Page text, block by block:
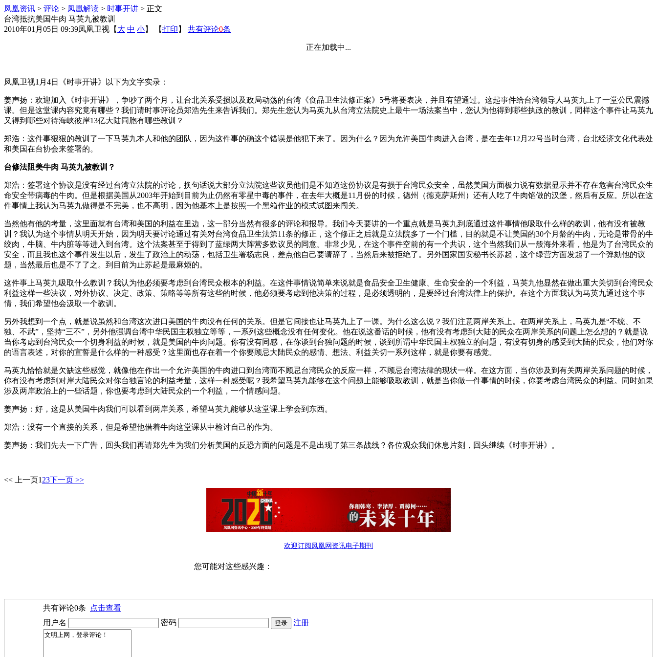
凤凰资讯 > 评论 > 凤凰解读 > 时事开讲 > 正文
台湾抵抗美国牛肉 马英九被教训
2010年01月05日 09:39凤凰卫视 【 大 中 小】 【打印 】 共有评论0条
正在加载中...
凤凰卫视1月4日《时事开讲》以下为文字实录：
姜声扬：欢迎加入《时事开讲》，争吵了两个月，让台北关系受损以及政局动荡的台湾《食品卫生法修正案》5号将要表决，并且有望通过。这起事件给台湾领导人马英九上了一堂公民震撼
课。但是这堂课内容究竟有哪些？我们请时事评论员郑浩先生来告诉我们。郑先生您认为马英九从台湾立法院史上最牛一场法案当中，您认为他得到哪些执政的教训，同样这个事件让马英九
又得到哪些对待海峡彼岸13亿大陆同胞有哪些教训？
郑浩：这件事狠狠的教训了一下马英九本人和他的团队，因为这件事的确这个错误是他犯下来了。因为什么？因为允许美国牛肉进入台湾，是在去年12月22号当时台湾，台北经济文化代表处
和美国在台协会来签署的。
台修法阻美牛肉 马英九被教训？
郑浩：签署这个协议是没有经过台湾立法院的讨论，换句话说大部分立法院这些议员他们是不知道这份协议是有损于台湾民众安全，虽然美国方面极力说有数据显示并不存在危害台湾民众生
命安全带病毒的牛肉。但是根据美国从2003年开始到目前为止仍然有零星中毒的事件，在去年大概是11月份的时候，德州（德克萨斯州）还有人吃了牛肉馅做的汉堡，然后有反应。所以在这
件事情上我认为马英九做得是不完美，也不高明，因为他基本上是按照一个黑箱作业的模式试图来闯关。
当然他有他的考量，这里面就有台湾和美国的利益在里边，这一部分当然有很多的评论和报导。我们今天要讲的一个重点就是马英九到底通过这件事情他吸取什么样的教训，他有没有被教
训？我认为这个事情从明天开始，因为明天要讨论通过有关对台湾食品卫生法第11条的修正，这个修正之后就是立法院多了一个门槛，目的就是不让美国的30个月龄的牛肉，无论是带骨的牛
绞肉，牛脑、牛内脏等等进入到台湾。这个法案甚至于得到了蓝绿两大阵营多数议员的同意。非常少见，在这个事件空前的有一个共识，这个当然我们从一般海外来看，他是为了台湾民众的
安全，而且我也这个事件发生以后，发生了政治上的动荡，包括卫生署杨志良，差点他自己要请辞了，当然后来被拒绝了。另外国家国安秘书长苏起，这个绿营方面发起了一个弹劾他的议
题，当然最后也是不了了之。到目前为止苏起是最麻烦的。
这件事上马英九吸取什么教训？我认为他必须要考虑到台湾民众根本的利益。在这件事情说简单来说就是食品安全卫生健康、生命安全的一个利益，马英九他显然在做出重大关切到台湾民众
利益这样一些决议，对外协议、决定、政策、策略等等所有这些的时候，他必须要考虑到他决策的过程，是必须透明的，是要经过台湾法律上的保护。在这个方面我认为马英九通过这个事
情，我们希望他会汲取一个教训。
另外我想到一个点，就是说虽然和台湾这次进口美国的牛肉没有任何的关系。但是它间接也让马英九上了一课。为什么这么说？我们注意两岸关系上。在两岸关系上，马英九是“不统、不
独、不武”，坚持“三不”，另外他强调台湾中华民国主权独立等等，一系列这些概念没有任何变化。他在说这番话的时候，他有没有考虑到大陆的民众在两岸关系的问题上怎么想的？就是说
当你考虑到台湾民众一个切身利益的时候，就是美国的牛肉问题。你有没有同感，在你谈到台独问题的时候，谈到所谓中华民国主权独立的问题，有没有切身的感受到大陆的民众，他们对你
的语言表述，对你的宣誓是什么样的一种感受？这里面也存在着一个你要顾忌大陆民众的感情、想法、利益关切一系列这样，就是你要有感觉。
马英九恰恰就是欠缺这些感觉，就像他在作出一个允许美国的牛肉进口到台湾而不顾忌台湾民众的反应一样，不顾忌台湾法律的现状一样。在这方面，当你涉及到有关两岸关系问题的时候，
你有没有考虑到对岸大陆民众对你台独言论的利益考量，这样一种感受呢？我希望马英九能够在这个问题上能够吸取教训，就是当你做一件事情的时候，你要考虑台湾民众的利益。同时如果
涉及两岸政治上的一些话题，你也要考虑到大陆民众的一个利益，一个情感问题。
姜声扬：好，这是从美国牛肉我们可以看到两岸关系，希望马英九能够从这堂课上学会到东西。
郑浩：没有一个直接的关系，但是希望他借着牛肉这堂课从中检讨自己的作为。
姜声扬：我们先去一下广告，回头我们再请郑先生为我们分析美国的反恐方面的问题是不是出现了第三条战线？各位观众我们休息片刻，回头继续《时事开讲》。
<< 上一页1 23下一页 >>
欢迎订阅凤凰网资讯电子期刊
您可能对这些感兴趣：
共有评论0条
点击查看
用户名
密码 注册